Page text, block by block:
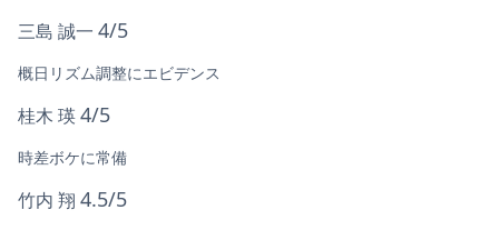
三島 誠一 4/5
概日リズム調整にエビデンス
桂木 瑛4/5
時差ボケに常備
竹内 翔 4.5/5